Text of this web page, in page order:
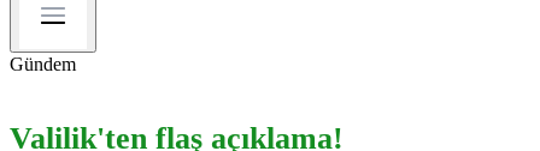
Gündem
Valilik'ten flaş açıklama!